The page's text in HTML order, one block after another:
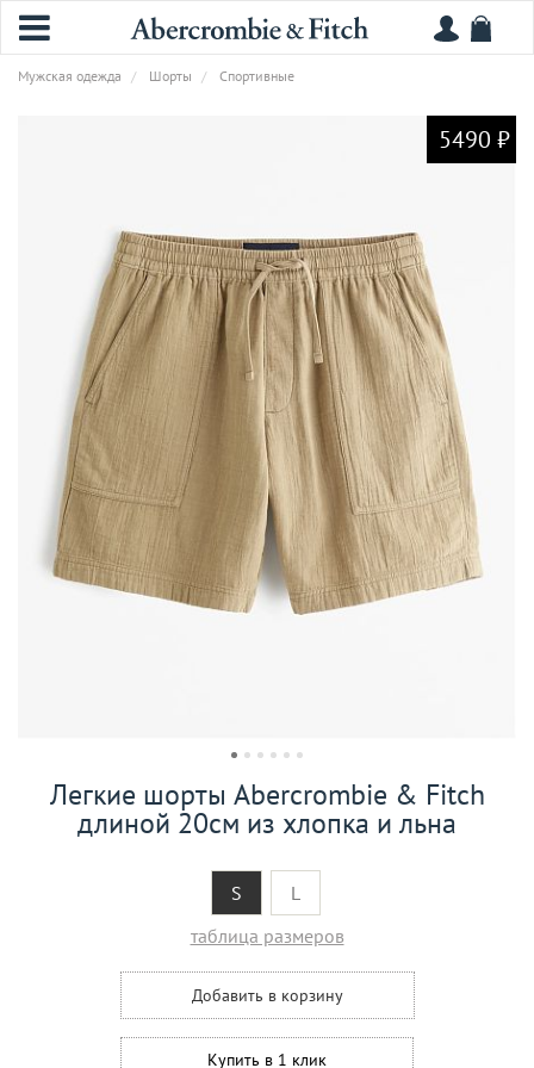
Мужская одежда Шорты Спортивные
5490 ₽
Легкие шорты Abercrombie & Fitch
длиной 20см из хлопка и льна
S
L
таблица размеров
Добавить в корзину
Купить в 1 клик